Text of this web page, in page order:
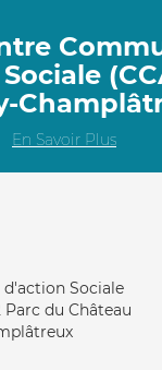
En Savoir Plus
Sociale
du Château